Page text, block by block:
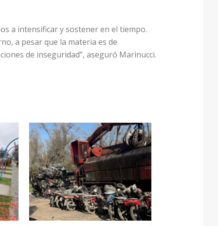
a intensificar y sostener en el tiempo.
a pesar que la materia es de
de inseguridad”, aseguró Marinucci.